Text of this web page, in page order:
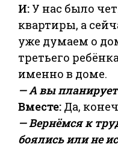
И: У нас было
квартиры, а
уже думаем о
третьего
именно в доме.
— А вы
Вместе: Да,
— Вернёмся к
боялись или не